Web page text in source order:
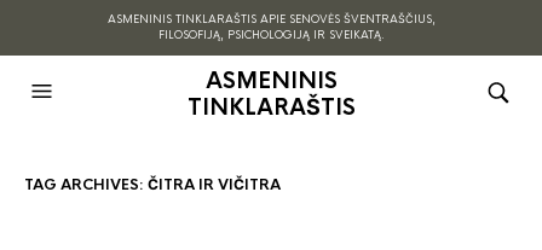
ASMENINIS TINKLARAŠTIS APIE SENOVĖS ŠVENTRAŠČIUS,
FILOSOFIJĄ, PSICHOLOGIJĄ IR SVEIKATĄ.
ASMENINIS
TINKLARAŠTIS
TAG ARCHIVES: ČITRA IR VIČITRA